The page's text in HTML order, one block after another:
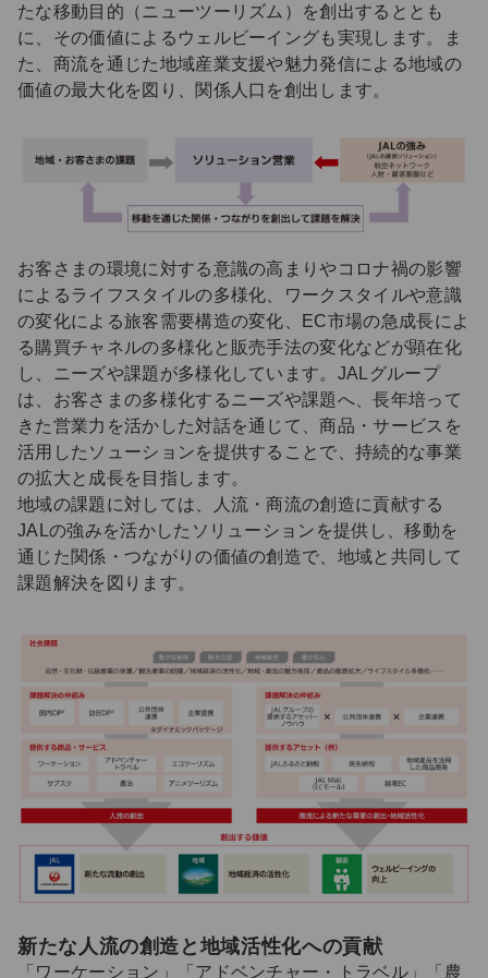
たな移動目的（ニューツーリズム）を創出するととも
に、その価値によるウェルビーイングも実現します。ま
た、商流を通じた地域産業支援や魅力発信による地域の
価値の最大化を図り、関係人口を創出します。
お客さまの環境に対する意識の高まりやコロナ禍の影響
によるライフスタイルの多様化、ワークスタイルや意識
の変化による旅客需要構造の変化、EC市場の急成長によ
る購買チャネルの多様化と販売手法の変化などが顕在化
し、ニーズや課題が多様化しています。JALグループ
は、お客さまの多様化するニーズや課題へ、長年培って
きた営業力を活かした対話を通じて、商品・サービスを
活用したソューションを提供することで、持続的な事業
の拡大と成長を目指します。
地域の課題に対しては、人流・商流の創造に貢献する
JALの強みを活かしたソリューションを提供し、移動を
通じた関係・つながりの価値の創造で、地域と共同して
課題解決を図ります。
新たな人流の創造と地域活性化への貢献
「ワーケーション」「アドベンチャー・トラベル」「農